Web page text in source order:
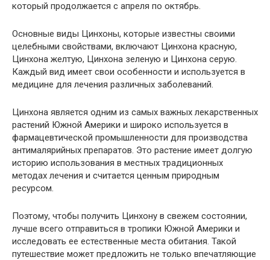
который продолжается с апреля по октябрь.
Основные виды Цинхоны, которые известны своими
целебными свойствами, включают Цинхона красную,
Цинхона желтую, Цинхона зеленую и Цинхона серую.
Каждый вид имеет свои особенности и используется в
медицине для лечения различных заболеваний.
Цинхона является одним из самых важных лекарственных
растений Южной Америки и широко используется в
фармацевтической промышленности для производства
антималярийных препаратов. Это растение имеет долгую
историю использования в местных традиционных
методах лечения и считается ценным природным
ресурсом.
Поэтому, чтобы получить Цинхону в свежем состоянии,
лучше всего отправиться в тропики Южной Америки и
исследовать ее естественные места обитания. Такой
путешествие может предложить не только впечатляющие